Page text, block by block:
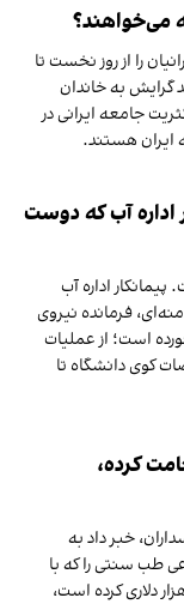
می‌خواهند؟
را از روز نخست تا
گرایش به خاندان
جامعه ایرانی در
ایران هستند.
اداره آب که دوست
اداره آب
فرمانده نیروی
است؛ از عملیات
و سرکوب اعتراضات کوی دانشگاه تا
کرده،
خبر داد به
طب سنتی را که با
دلاری کرده است،